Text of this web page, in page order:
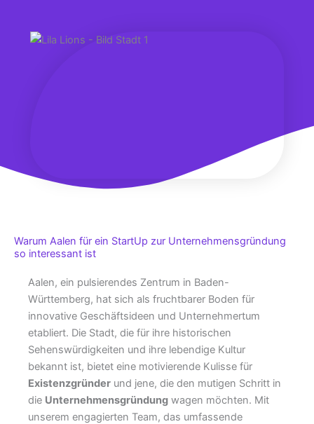
Warum Aalen für ein StartUp zur Unternehmensgründung
so interessant ist
Aalen, ein pulsierendes Zentrum in Baden-
Württemberg, hat sich als fruchtbarer Boden für
innovative Geschäftsideen und Unternehmertum
etabliert. Die Stadt, die für ihre historischen
Sehenswürdigkeiten und ihre lebendige Kultur
bekannt ist, bietet eine motivierende Kulisse für
Existenzgründer und jene, die den mutigen Schritt in
die Unternehmensgründung wagen möchten. Mit
unserem engagierten Team, das umfassende